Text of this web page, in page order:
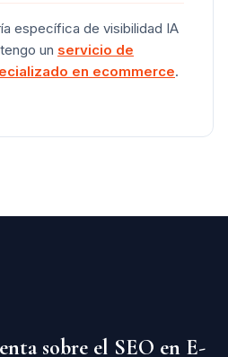
específica de visibilidad IA
un servicio de
en ecommerce.
sobre el SEO en E-